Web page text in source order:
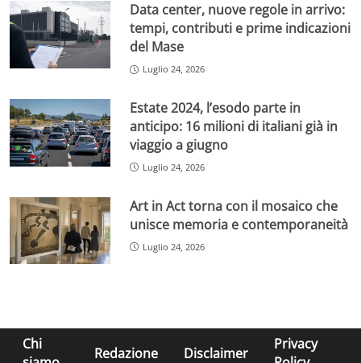
Data center, nuove regole in arrivo:
tempi, contributi e prime indicazioni
del Mase
Luglio 24, 2026
Estate 2024, l’esodo parte in
anticipo: 16 milioni di italiani già in
viaggio a giugno
Luglio 24, 2026
Art in Act torna con il mosaico che
unisce memoria e contemporaneità
Luglio 24, 2026
Chi
Redazione Disclaimer
Privacy